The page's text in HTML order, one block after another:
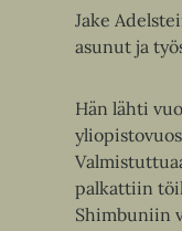
Jake
asunut ja
Hän lähti
palkattiin
Shimbuniin